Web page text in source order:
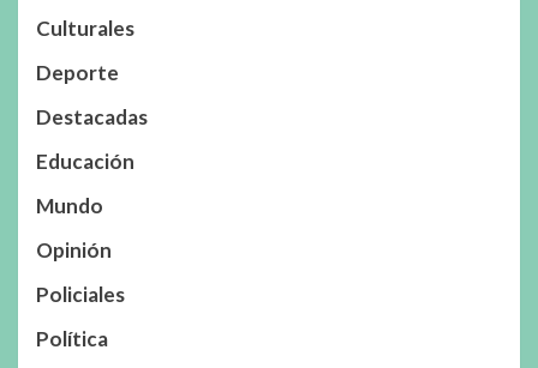
Culturales
Deporte
Destacadas
Educación
Mundo
Opinión
Policiales
Política